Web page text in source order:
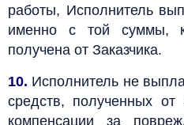
работы, Исполнитель
именно с той суммы,
получена от Заказчика.
10. Исполнитель не
средств, полученных от
компенсации за